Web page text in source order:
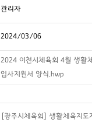
관리자
2024/03/06
2024 이천시체육회 4월 생활
입사지원서 양식.hwp
[광주시체육회] 생활체육지